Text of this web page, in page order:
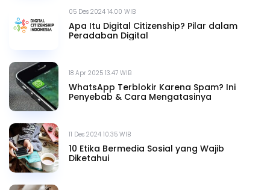
05 Des 2024 14.00 WIB
Apa Itu Digital Citizenship? Pilar dalam
Peradaban Digital
18 Apr 2025 13.47 WIB
WhatsApp Terblokir Karena Spam? Ini
Penyebab & Cara Mengatasinya
11 Des 2024 10.35 WIB
10 Etika Bermedia Sosial yang Wajib
Diketahui